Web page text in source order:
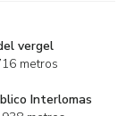
vergel
metros
Interlomas